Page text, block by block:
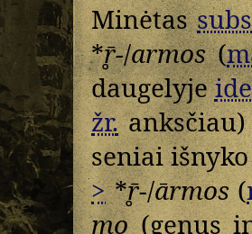
Minėtas
*r̥̄-/armos(
daugelyje
žr.
seniai
>*r̥̄-/ārmos(
mo(genus